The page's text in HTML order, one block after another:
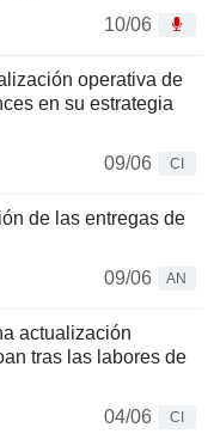
10/06
operativa de
en su estrategia
09/06
CI
de las entregas de
09/06
AN
actualización
tras las labores de
04/06
CI